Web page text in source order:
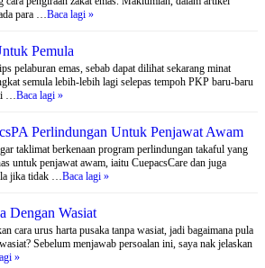
para …Baca lagi »
Pemula
pelaburan emas, sebab dapat dilihat sekarang minat
semula lebih-lebih lagi selepas tempoh PKP baru-baru
…Baca lagi »
Perlindungan Untuk Penjawat Awam
taklimat berkenaan program perlindungan takaful yang
untuk penjawat awam, iaitu CuepacsCare dan juga
jika tidak …Baca lagi »
Dengan Wasiat
cara urus harta pusaka tanpa wasiat, jadi bagaimana pula
Sebelum menjawab persoalan ini, saya nak jelaskan
»